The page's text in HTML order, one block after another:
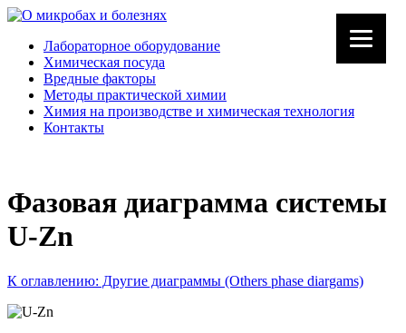
Лабораторное оборудование
Химическая посуда
Вредные факторы
Методы практической химии
Химия на производстве и химическая технология
Контакты
Фазовая диаграмма системы
U-Zn
К оглавлению: Другие диаграммы (Others phase diargams)